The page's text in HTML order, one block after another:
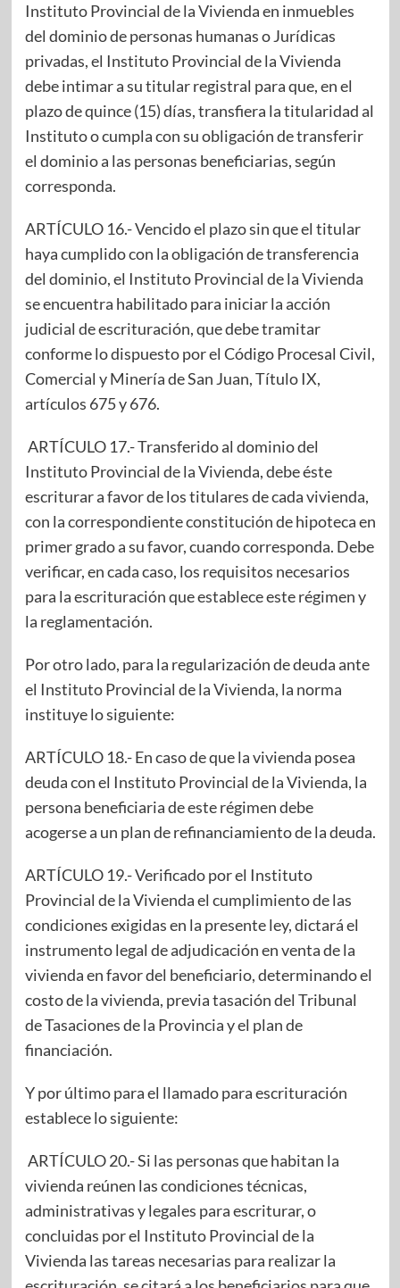
Instituto Provincial de la Vivienda en inmuebles
del dominio de personas humanas o Jurídicas
privadas, el Instituto Provincial de la Vivienda
debe intimar a su titular registral para que, en el
plazo de quince (15) días, transfiera la titularidad al
Instituto o cumpla con su obligación de transferir
el dominio a las personas beneficiarias, según
corresponda.
ARTÍCULO 16.- Vencido el plazo sin que el titular
haya cumplido con la obligación de transferencia
del dominio, el Instituto Provincial de la Vivienda
se encuentra habilitado para iniciar la acción
judicial de escrituración, que debe tramitar
conforme lo dispuesto por el Código Procesal Civil,
Comercial y Minería de San Juan, Título IX,
artículos 675 y 676.
ARTÍCULO 17.- Transferido al dominio del
Instituto Provincial de la Vivienda, debe éste
escriturar a favor de los titulares de cada vivienda,
con la correspondiente constitución de hipoteca en
primer grado a su favor, cuando corresponda. Debe
verificar, en cada caso, los requisitos necesarios
para la escrituración que establece este régimen y
la reglamentación.
Por otro lado, para la regularización de deuda ante
el Instituto Provincial de la Vivienda, la norma
instituye lo siguiente:
ARTÍCULO 18.- En caso de que la vivienda posea
deuda con el Instituto Provincial de la Vivienda, la
persona beneficiaria de este régimen debe
acogerse a un plan de refinanciamiento de la deuda.
ARTÍCULO 19.- Verificado por el Instituto
Provincial de la Vivienda el cumplimiento de las
condiciones exigidas en la presente ley, dictará el
instrumento legal de adjudicación en venta de la
vivienda en favor del beneficiario, determinando el
costo de la vivienda, previa tasación del Tribunal
de Tasaciones de la Provincia y el plan de
financiación.
Y por último para el llamado para escrituración
establece lo siguiente:
ARTÍCULO 20.- Si las personas que habitan la
vivienda reúnen las condiciones técnicas,
administrativas y legales para escriturar, o
concluidas por el Instituto Provincial de la
Vivienda las tareas necesarias para realizar la